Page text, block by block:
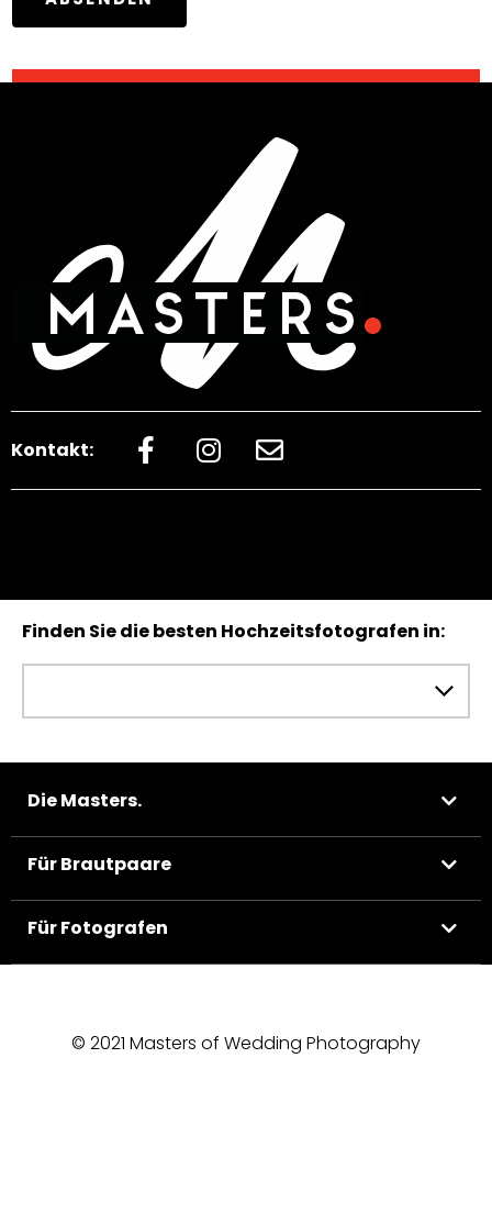
Kontakt:
Finden Sie die besten Hochzeitsfotografen in:
Die Masters.
Für Brautpaare
Für Fotografen
© 2021 Masters of Wedding Photography